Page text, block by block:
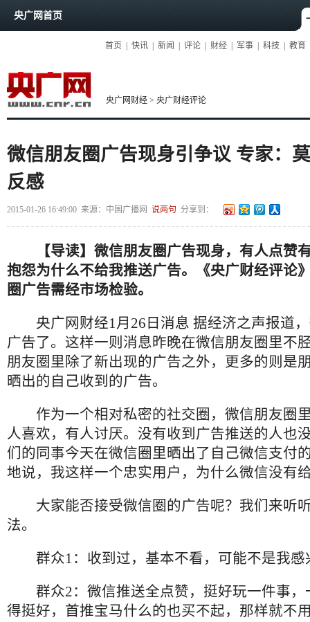
央广网首页
首页 快讯 新闻 评论 财经 军事 科技 教育
央广网财经 > 央广财经评论
微信朋友圈广告现身引争议 专家：
反感
2015-01-26 16:49:00 来源： 中国广播网 说两句 分享到：
【导读】微信朋友圈广告现身，有人点赞
抱怨为什么不给我推送广告。《央广财经评论
圈广告需经市场检验。
央广网财经1月26日消息 据经济之声报道，
广告了。这样一则消息昨晚在微信朋友圈里不
朋友圈里除了新出现的广告之外，更多的则是
晒出的自己收到的广告。
作为一个相对私密的社交圈，微信朋友圈
人喜欢，有人讨厌。没有收到广告推送的人也
们的同事今天在微信圈里晒出了自己微信支付
地说，我这样一个忠实用户，为什么微信没有
大家能否接受微信圈的广告呢？我们来听
法。
群众1：收到过，基本不看，可能不是我感
群众2：微信推送全点赞，挺好玩一件事，
得挺好，首推宝马什么的也买不起，那样就不